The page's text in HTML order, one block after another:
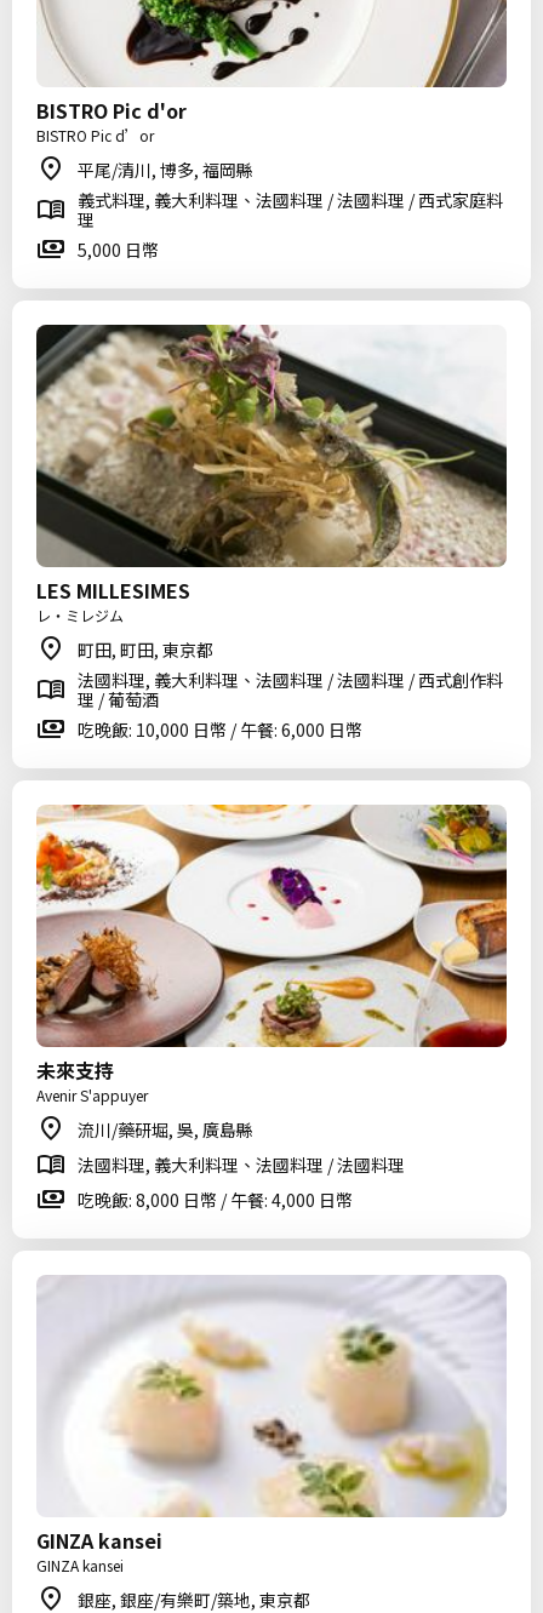
BISTRO Pic d'or
BISTRO Pic d’or
平尾/清川, 博多, 福岡縣
義式料理, 義大利料理、法國料理 / 法國料理 / 西式家庭料
理
5,000 日幣
LES MILLESIMES
レ・ミレジム
町田, 町田, 東京都
法國料理, 義大利料理、法國料理 / 法國料理 / 西式創作料
理 / 葡萄酒
吃晚飯: 10,000 日幣 / 午餐: 6,000 日幣
未來支持
Avenir S'appuyer
流川/藥研堀, 吳, 廣島縣
法國料理, 義大利料理、法國料理 / 法國料理
吃晚飯: 8,000 日幣 / 午餐: 4,000 日幣
GINZA kansei
GINZA kansei
銀座, 銀座/有樂町/築地, 東京都